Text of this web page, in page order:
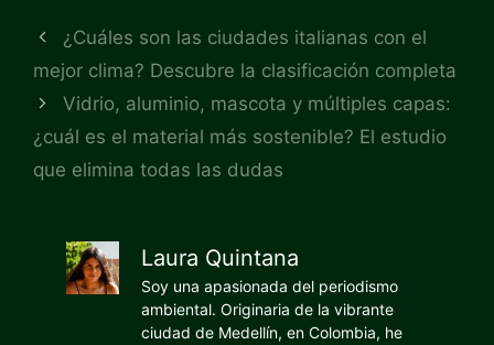
¿Cuáles son las ciudades italianas con el
mejor clima? Descubre la clasificación completa
Vidrio, aluminio, mascota y múltiples capas:
¿cuál es el material más sostenible? El estudio
que elimina todas las dudas
Laura Quintana
Soy una apasionada del periodismo
ambiental. Originaria de la vibrante
ciudad de Medellín, en Colombia, he